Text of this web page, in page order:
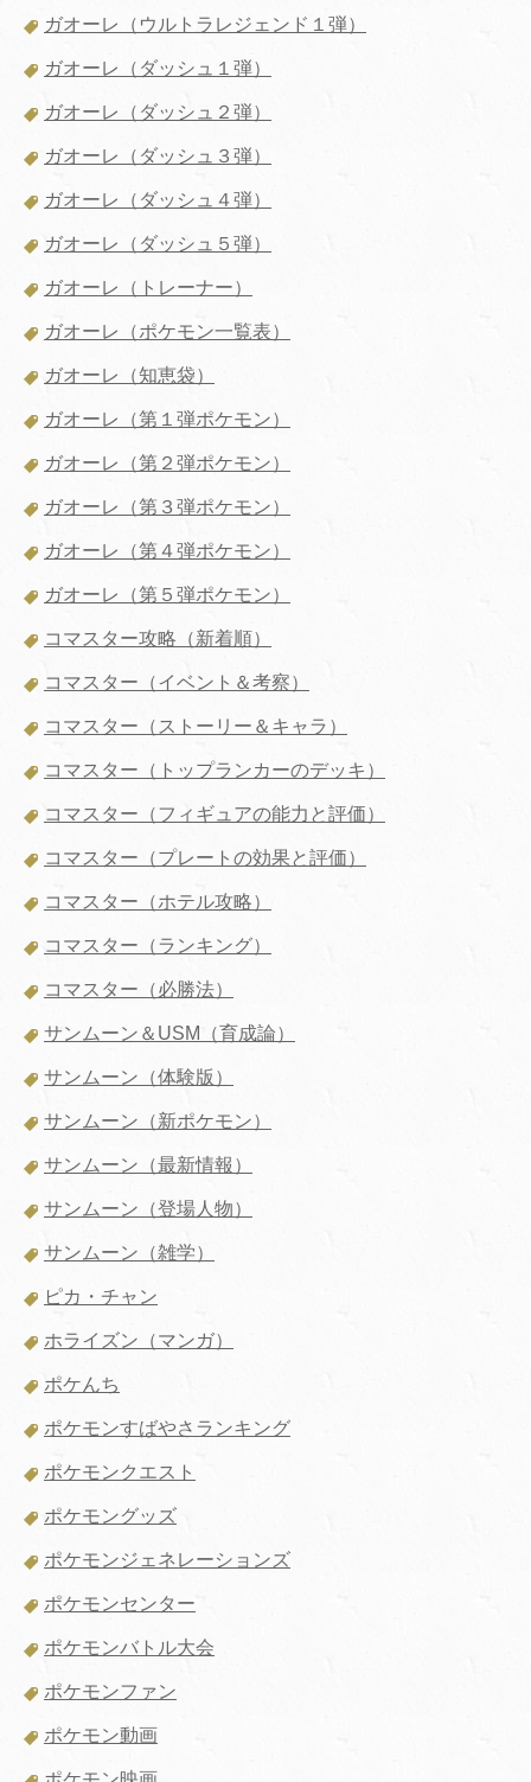
ガオーレ（ウルトラレジェンド１弾）
ガオーレ（ダッシュ１弾）
ガオーレ（ダッシュ２弾）
ガオーレ（ダッシュ３弾）
ガオーレ（ダッシュ４弾）
ガオーレ（ダッシュ５弾）
ガオーレ（トレーナー）
ガオーレ（ポケモン一覧表）
ガオーレ（知恵袋）
ガオーレ（第１弾ポケモン）
ガオーレ（第２弾ポケモン）
ガオーレ（第３弾ポケモン）
ガオーレ（第４弾ポケモン）
ガオーレ（第５弾ポケモン）
コマスター攻略（新着順）
コマスター（イベント＆考察）
コマスター（ストーリー＆キャラ）
コマスター（トップランカーのデッキ）
コマスター（フィギュアの能力と評価）
コマスター（プレートの効果と評価）
コマスター（ホテル攻略）
コマスター（ランキング）
コマスター（必勝法）
サンムーン＆USM（育成論）
サンムーン（体験版）
サンムーン（新ポケモン）
サンムーン（最新情報）
サンムーン（登場人物）
サンムーン（雑学）
ピカ・チャン
ホライズン（マンガ）
ポケんち
ポケモンすばやさランキング
ポケモンクエスト
ポケモングッズ
ポケモンジェネレーションズ
ポケモンセンター
ポケモンバトル大会
ポケモンファン
ポケモン動画